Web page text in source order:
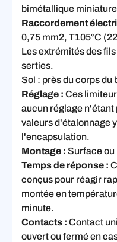
bimétallique
Raccordement
0,75 mm2, T105°C
Les extrémités des
serties.
Sol : près du corps du
Réglage : Ces
aucun réglage n'étant
valeurs d'étalonnage
l'encapsulation.
Montage : Surface ou
Temps de réponse :
conçus pour réagir
montée en
minute.
Contacts : Contact
ouvert ou fermé en